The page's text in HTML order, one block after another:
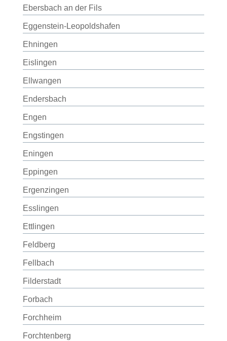
Ebersbach an der Fils
Eggenstein-Leopoldshafen
Ehningen
Eislingen
Ellwangen
Endersbach
Engen
Engstingen
Eningen
Eppingen
Ergenzingen
Esslingen
Ettlingen
Feldberg
Fellbach
Filderstadt
Forbach
Forchheim
Forchtenberg